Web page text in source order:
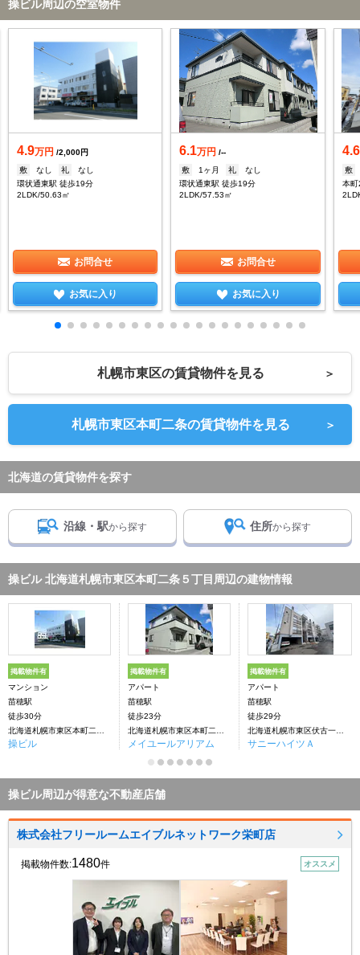
操ビル周辺の空室物件
4.9万円 /2,000円
敷
なし 礼
なし
環状通東駅 徒歩19分
2LDK/50.63㎡
お問合せ
お気に入り
6.1万円 /--
敷
1ヶ月 礼
なし
環状通東駅 徒歩19分
2LDK/57.53㎡
お問合せ
お気に入り
4.6
敷
本
札幌市東区の賃貸物件を見る ＞
札幌市東区本町二条の賃貸物件を見る ＞
北海道の賃貸物件を探す
沿線・駅から探す 住所から探す
操ビル 北海道札幌市東区本町二条５丁目周辺の建物情報
掲載物件有
マンション
苗穂駅
徒歩30分
操ビル
掲載物件有
アパート
苗穂駅
徒歩23分
メイユールアリアム
掲載物件有
アパート
苗穂駅
徒歩29分
サニーハイツＡ
操ビル周辺が得意な不動産店舗
株式会社フリールームエイブルネットワーク栄町店
掲載物件数:1480件 オススメ